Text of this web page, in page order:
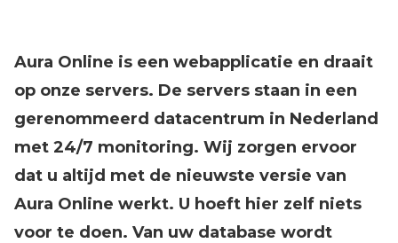
Aura Online is een webapplicatie en draait
op onze servers. De servers staan in een
gerenommeerd datacentrum in Nederland
met 24/7 monitoring. Wij zorgen ervoor
dat u altijd met de nieuwste versie van
Aura Online werkt. U hoeft hier zelf niets
voor te doen. Van uw database wordt